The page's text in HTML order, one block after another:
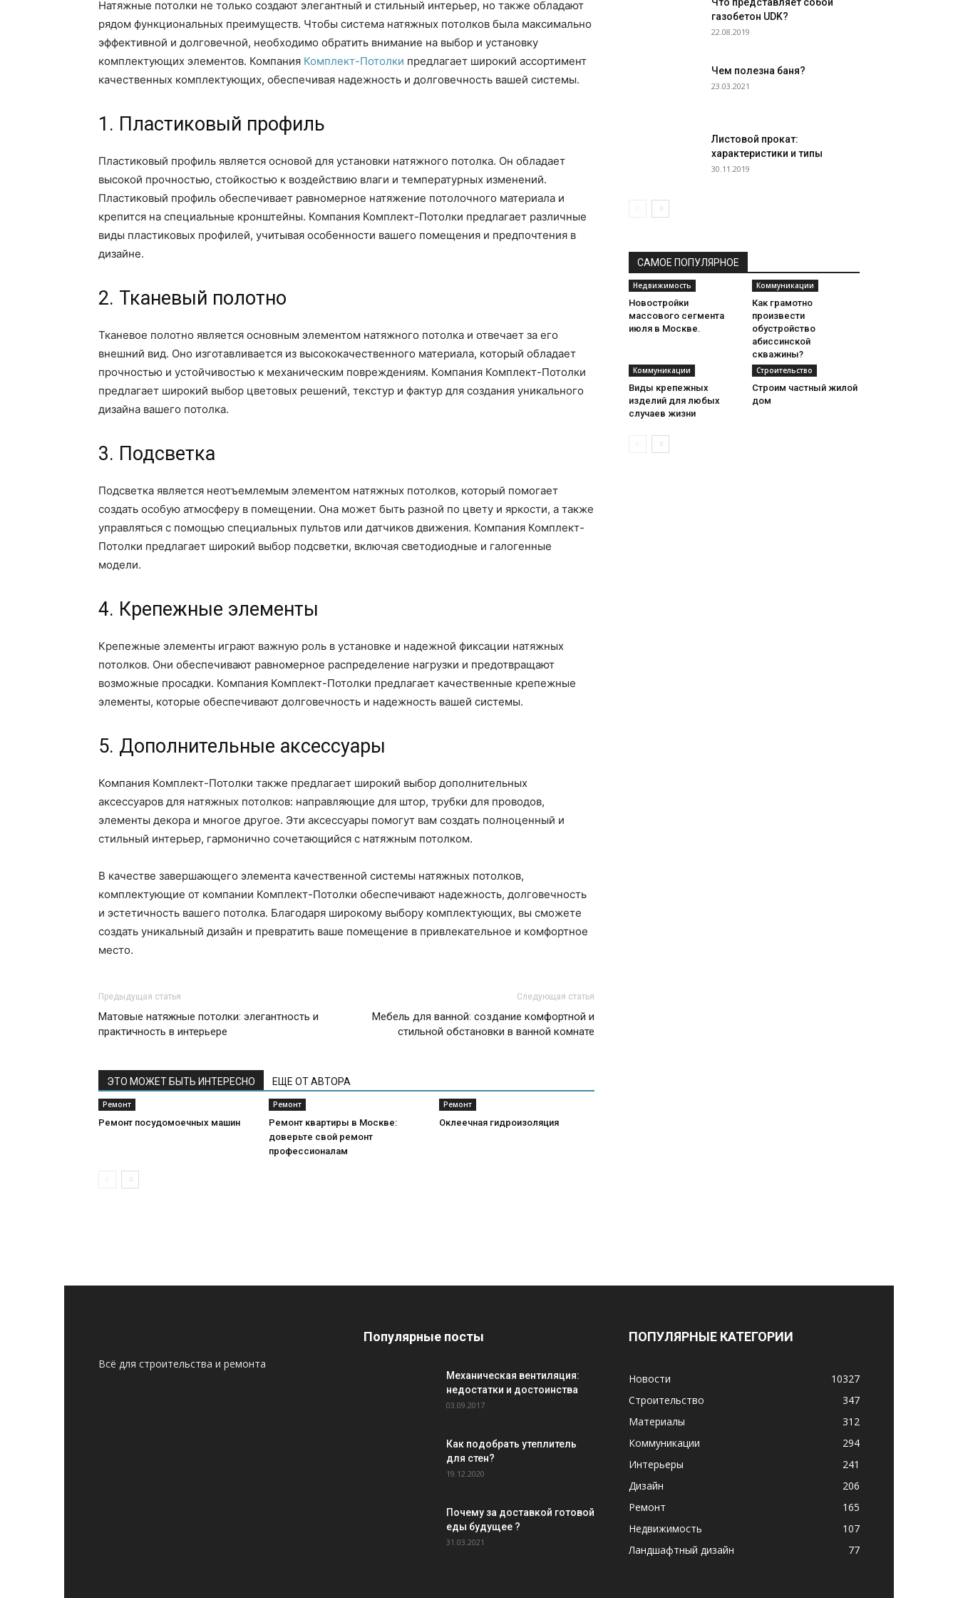
Натяжные потолки не только создают элегантный и стильный интерьер, но также обладают
рядом функциональных преимуществ. Чтобы система натяжных потолков была максимально
эффективной и долговечной, необходимо обратить внимание на выбор и установку
комплектующих элементов. Компания Комплект-Потолки предлагает широкий ассортимент
качественных комплектующих, обеспечивая надежность и долговечность вашей системы.
1. Пластиковый профиль
Пластиковый профиль является основой для установки натяжного потолка. Он обладает
высокой прочностью, стойкостью к воздействию влаги и температурных изменений.
Пластиковый профиль обеспечивает равномерное натяжение потолочного материала и
крепится на специальные кронштейны. Компания Комплект-Потолки предлагает различные
виды пластиковых профилей, учитывая особенности вашего помещения и предпочтения в
дизайне.
2. Тканевый полотно
Тканевое полотно является основным элементом натяжного потолка и отвечает за его
внешний вид. Оно изготавливается из высококачественного материала, который обладает
прочностью и устойчивостью к механическим повреждениям. Компания Комплект-Потолки
предлагает широкий выбор цветовых решений, текстур и фактур для создания уникального
дизайна вашего потолка.
3. Подсветка
Подсветка является неотъемлемым элементом натяжных потолков, который помогает
создать особую атмосферу в помещении. Она может быть разной по цвету и яркости, а также
управляться с помощью специальных пультов или датчиков движения. Компания Комплект-
Потолки предлагает широкий выбор подсветки, включая светодиодные и галогенные
модели.
4. Крепежные элементы
Крепежные элементы играют важную роль в установке и надежной фиксации натяжных
потолков. Они обеспечивают равномерное распределение нагрузки и предотвращают
возможные просадки. Компания Комплект-Потолки предлагает качественные крепежные
элементы, которые обеспечивают долговечность и надежность вашей системы.
5. Дополнительные аксессуары
Компания Комплект-Потолки также предлагает широкий выбор дополнительных
аксессуаров для натяжных потолков: направляющие для штор, трубки для проводов,
элементы декора и многое другое. Эти аксессуары помогут вам создать полноценный и
стильный интерьер, гармонично сочетающийся с натяжным потолком.
В качестве завершающего элемента качественной системы натяжных потолков,
комплектующие от компании Комплект-Потолки обеспечивают надежность, долговечность
и эстетичность вашего потолка. Благодаря широкому выбору комплектующих, вы сможете
создать уникальный дизайн и превратить ваше помещение в привлекательное и комфортное
место.
Предыдущая статья
Матовые натяжные потолки: элегантность и
практичность в интерьере
Следующая статья
Мебель для ванной: создание комфортной и
стильной обстановки в ванной комнате
ЭТО МОЖЕТ БЫТЬ ИНТЕРЕСНО ЕЩЕ ОТ АВТОРА
Ремонт
Ремонт посудомоечных машин
Ремонт
Ремонт квартиры в Москве:
доверьте свой ремонт
профессионалам
Ремонт
Оклеечная гидроизоляция
газобетон UDK?
22.08.2019
Чем полезна баня?
23.03.2021
Листовой прокат:
характеристики и типы
30.11.2019
САМОЕ ПОПУЛЯРНОЕ
Недвижимость
Новостройки
массового сегмента
июля в Москве.
Коммуникации
Как грамотно
произвести
обустройство
абиссинской
скважины?
Коммуникации
Виды крепежных
изделий для любых
случаев жизни
Строительство
Строим частный жилой
дом
Всё для строительства и ремонта
Популярные посты
Механическая вентиляция:
недостатки и достоинства
03.09.2017
Как подобрать утеплитель
для стен?
19.12.2020
Почему за доставкой готовой
еды будущее ?
31.03.2021
ПОПУЛЯРНЫЕ КАТЕГОРИИ
Новости
10327
Строительство
347
Материалы
312
Коммуникации
294
Интерьеры
241
Дизайн
206
Ремонт
165
Недвижимость
107
Ландшафтный дизайн
77